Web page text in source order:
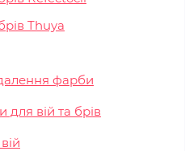
Thuya
фарби
для вій та брів